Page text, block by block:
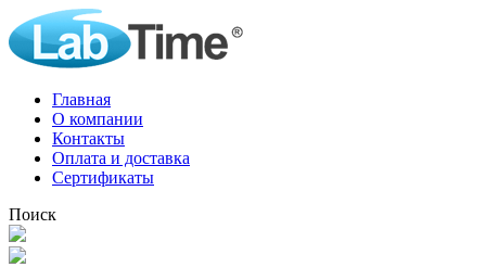
Главная
О компании
Контакты
Оплата и доставка
Сертификаты
Поиск